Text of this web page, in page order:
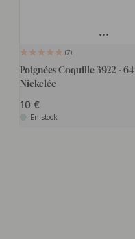
7
Poignées Coquille 3922 -
Nickelée
10
En stock